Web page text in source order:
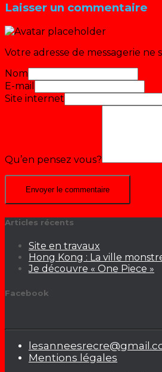
Laisser un commentaire
Votre adresse de messagerie ne
Nom
E-mail
Site internet
Qu’en pensez vous?
Articles récents
Site en travaux
Hong Kong : La ville
Je découvre « One Piece »
Facebook
Mentions légales